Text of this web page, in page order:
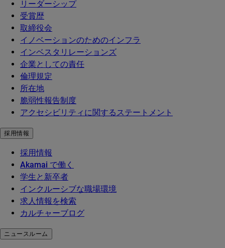
リーダーシップ
受賞歴
取締役会
イノベーションのためのインフラ
インベスタリレーションズ
企業としての責任
倫理規定
所在地
脆弱性報告制度
アクセシビリティに関するステートメント
採用情報
採用情報
Akamai で働く
学生と新卒者
インクルーシブな職場環境
求人情報を検索
カルチャーブログ
ニュースルーム